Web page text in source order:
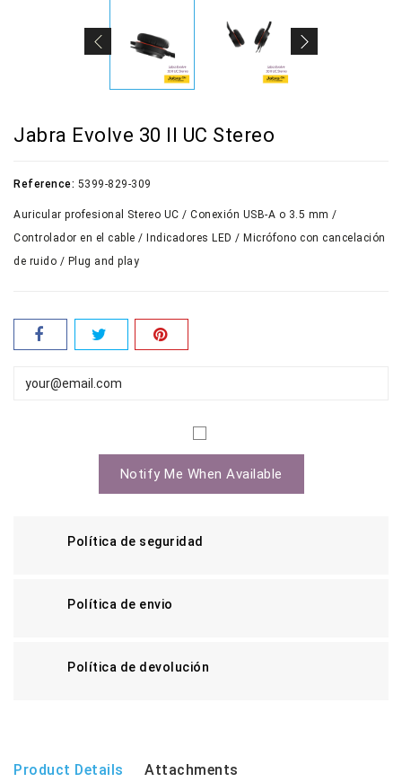
Jabra Evolve 30 II UC Stereo
Reference: 5399-829-309
Auricular profesional Stereo UC / Conexión USB-A o 3.5 mm /
Controlador en el cable / Indicadores LED / Micrófono con cancelación
de ruido / Plug and play
Notify Me When Available
Política de seguridad
Política de envio
Política de devolución
Product Details Attachments